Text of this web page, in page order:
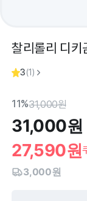
찰리롤리 디키
3(1)
11%31,000원
31,000원
27,590원
3,000원